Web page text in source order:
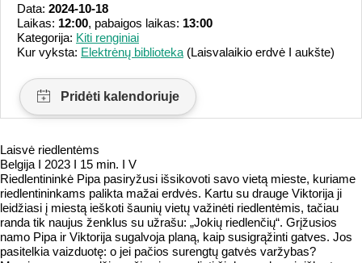
Data: 2024-10-18
Laikas: 12:00, pabaigos laikas: 13:00
Kategorija: Kiti renginiai
Kur vyksta: Elektrėnų biblioteka (Laisvalaikio erdvė I aukšte)
Laisvė riedlentėms
Belgija I 2023 I 15 min. I V
Riedlentininkė Pipa pasiryžusi išsikovoti savo vietą mieste, kuriame
riedlentininkams palikta mažai erdvės. Kartu su drauge Viktorija ji
leidžiasi į miestą ieškoti šaunių vietų važinėti riedlentėmis, tačiau
randa tik naujus ženklus su užrašu: „Jokių riedlenčių“. Grįžusios
namo Pipa ir Viktorija sugalvoja planą, kaip susigrąžinti gatves. Jos
pasitelkia vaizduotę: o jei pačios surengtų gatvės varžybas?